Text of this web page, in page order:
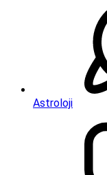
Astroloji